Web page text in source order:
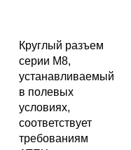
Круглый разъем
серии M8,
устанавливаемый
в полевых
условиях,
соответствует
требованиям